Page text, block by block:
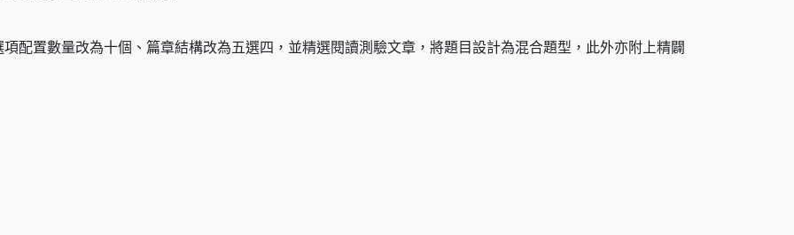
配置數量改為十個、篇章結構改為五選四，並精選閱讀測驗文章，將題目設計為混合題型，此外亦附上精闢